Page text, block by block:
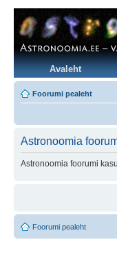
Avaleht
Foorumi pealeht
Astronoomia
Astronoomia foorumi
Foorumi pealeht